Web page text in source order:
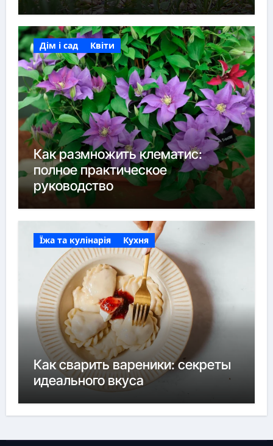
Дім і сад Квіти
Как размножить клематис:
полное практическое
руководство
Їжа та кулінарія Кухня
Как сварить вареники: секреты
идеального вкуса